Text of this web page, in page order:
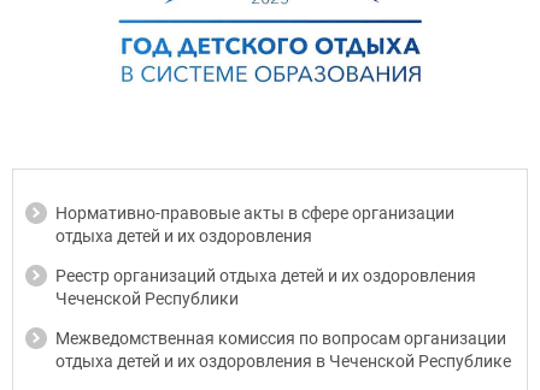
Нормативно-правовые акты в сфере организации
отдыха детей и их оздоровления
Реестр организаций отдыха детей и их оздоровления
Чеченской Республики
Межведомственная комиссия по вопросам организации
отдыха детей и их оздоровления в Чеченской Республике